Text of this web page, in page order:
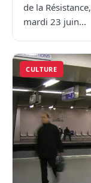
de la
mardi 23 juin…
CULTURE